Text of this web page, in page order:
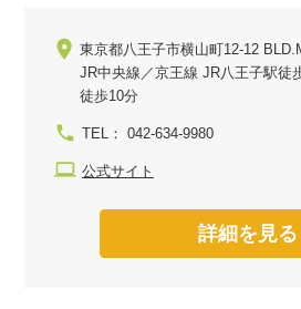
東京都八王子市横山町12-12
JR中央線／京王線 JR八王子駅徒
徒歩10分
TEL： 042-634-9980
公式サイト
詳細を見る